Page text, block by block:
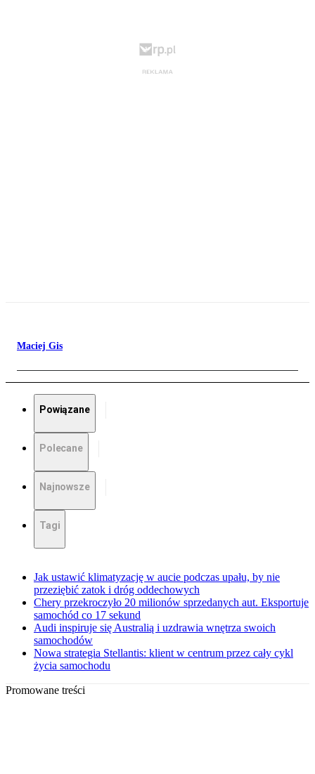
Maciej Gis
Powiązane
Polecane
Najnowsze
Tagi
Jak ustawić klimatyzację w aucie podczas upału, by nie
przeziębić zatok i dróg oddechowych
Chery przekroczyło 20 milionów sprzedanych aut. Eksportuje
samochód co 17 sekund
Audi inspiruje się Australią i uzdrawia wnętrza swoich
samochodów
Nowa strategia Stellantis: klient w centrum przez cały cykl
życia samochodu
Promowane treści